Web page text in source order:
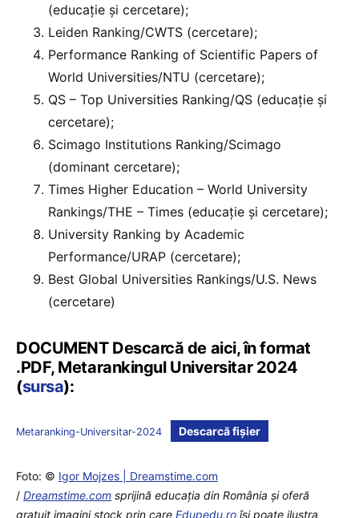
(educație și cercetare);
Leiden Ranking/CWTS (cercetare);
Performance Ranking of Scientific Papers of
World Universities/NTU (cercetare);
QS – Top Universities Ranking/QS (educație și
cercetare);
Scimago Institutions Ranking/Scimago
(dominant cercetare);
Times Higher Education – World University
Rankings/THE – Times (educație și cercetare);
University Ranking by Academic
Performance/URAP (cercetare);
Best Global Universities Rankings/U.S. News
(cercetare)
DOCUMENT Descarcă de aici, în format
.PDF, Metarankingul Universitar 2024
(sursa):
Metaranking-Universitar-2024 Descarcă fișier
Foto: © Igor Mojzes | Dreamstime.com
/ Dreamstime.com sprijină educaţia din România şi oferă
gratuit imagini stock prin care Edupedu.ro îşi poate ilustra